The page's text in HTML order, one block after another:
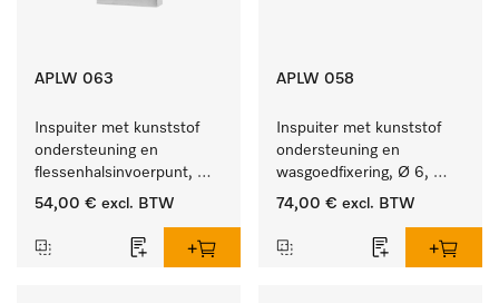
APLW 063
Inspuiter met kunststof
ondersteuning en
flessenhalsinvoerpunt,
ster, Ø 6, lengte 175 mm.
54,00 € excl. BTW
APLW 058
Inspuiter met kunststof
ondersteuning en
wasgoedfixering, Ø 6,
lengte 135 mm.
74,00 € excl. BTW